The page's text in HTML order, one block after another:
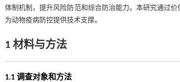
体制机制，提升风险防范和综合防治能力。本研究通过
为动物疫病防控提供技术支撑。
1 材料与方法
1.1 调查对象和方法